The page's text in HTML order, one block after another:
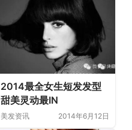
2014最全女生短发发型
甜美灵动最IN
美发资讯 2014年6月12日